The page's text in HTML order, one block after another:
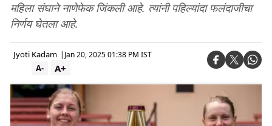
महिला संघाने नाणेफेक जिंकली आहे. त्यांनी पहिल्यांदा फलंदाजीचा
निर्णय घेतला आहे.
Jyoti Kadam | Jan 20, 2025 01:38 PM IST
A+
A-